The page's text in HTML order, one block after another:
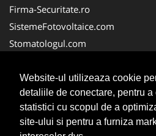
Website-ul utilizeaza cookie
detaliile de conectare, pentru a
statistici cu scopul de a
site-ului si pentru a furniza
Firma-Securitate.ro
SistemeFotovoltaice.com
Stomatologul.com
Birouri-Cadastru.ro
Cabinet-Individual.ro
CramaVinuri.ro
InstalatiiSolare.com